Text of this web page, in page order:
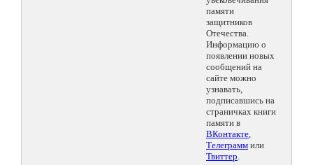
памяти
защитников
Отечества.
Информацию о
появлении новых
сообщений на
сайте можно
узнавать,
подписавшись на
страничках книги
памяти в
ВКонтакте,
Телеграмм или
Твиттер.